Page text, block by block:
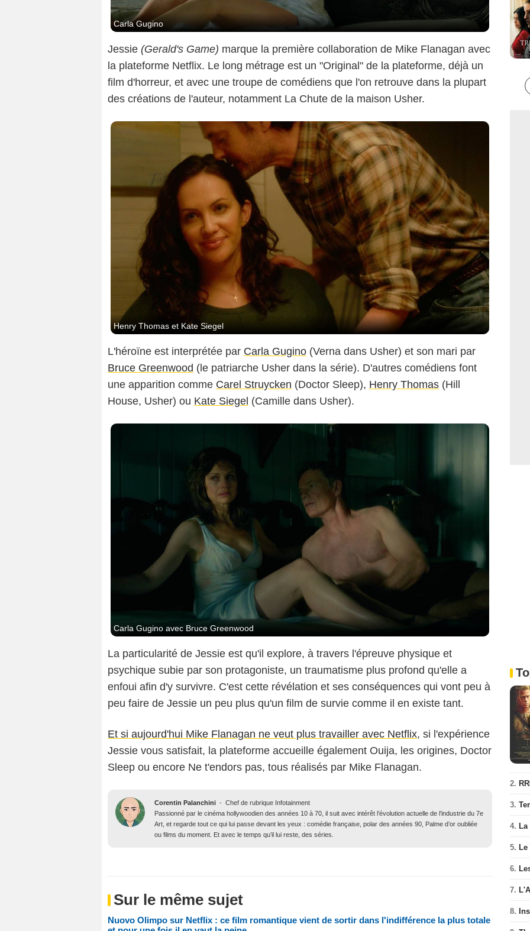
Carla Gugino
Jessie (Gerald's Game) marque la première collaboration de Mike Flanagan avec
la plateforme Netflix. Le long métrage est un "Original" de la plateforme, déjà un
film d'horreur, et avec une troupe de comédiens que l'on retrouve dans la plupart
des créations de l'auteur, notamment La Chute de la maison Usher.
Henry Thomas et Kate Siegel
L'héroïne est interprétée par Carla Gugino (Verna dans Usher) et son mari par
Bruce Greenwood (le patriarche Usher dans la série). D'autres comédiens font
une apparition comme Carel Struycken (Doctor Sleep), Henry Thomas (Hill
House, Usher) ou Kate Siegel (Camille dans Usher).
Netflix
Carla Gugino avec Bruce Greenwood
La particularité de Jessie est qu'il explore, à travers l'épreuve physique et
psychique subie par son protagoniste, un traumatisme plus profond qu'elle a
enfoui afin d'y survivre. C'est cette révélation et ses conséquences qui vont peu à
peu faire de Jessie un peu plus qu'un film de survie comme il en existe tant.
Et si aujourd'hui Mike Flanagan ne veut plus travailler avec Netflix, si l'expérience
Jessie vous satisfait, la plateforme accueille également Ouija, les origines, Doctor
Sleep ou encore Ne t'endors pas, tous réalisés par Mike Flanagan.
Corentin Palanchini - Chef de rubrique Infotainment
Passionné par le cinéma hollywoodien des années 10 à 70, il suit avec intérêt l’évolution actuelle de l’industrie du 7e
Art, et regarde tout ce qui lui passe devant les yeux : comédie française, polar des années 90, Palme d’or oubliée
ou films du moment. Et avec le temps qu’il lui reste, des séries.
Sur le même sujet
Nuovo Olimpo sur Netflix : ce film romantique vient de sortir dans l'indifférence la plus totale
2.
3.
4.
5.
6.
7.
8.